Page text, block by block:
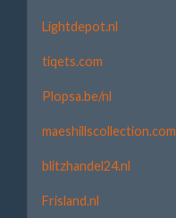
Lightdepot.nl
tiqets.com
Plopsa.be/nl
maeshillscollection.com
blitzhandel24.nl
Frisland.nl